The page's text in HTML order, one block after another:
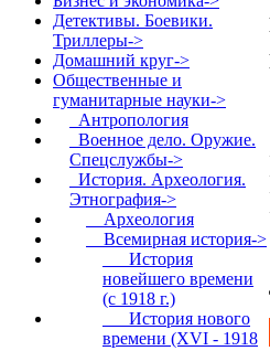
Детективы. Боевики.
Триллеры->
Домашний круг->
Общественные и
гуманитарные науки->
Антропология
Военное дело. Оружие.
Спецслужбы->
История. Археология.
Этнография->
Археология
Всемирная история->
История
новейшего времени
(с 1918 г.)
История нового
времени (XVI - 1918